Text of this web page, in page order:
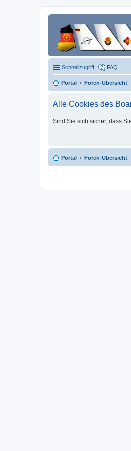
Schnellzugriff FAQ
Portal Foren-Übersicht
Alle Cookies des
Sind Sie sich sicher, dass
Portal Foren-Übersicht